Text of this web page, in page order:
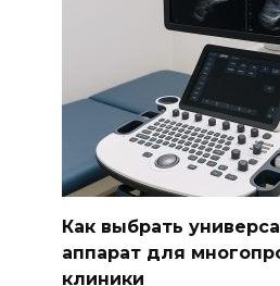
Как выбрать
аппарат для
клиники